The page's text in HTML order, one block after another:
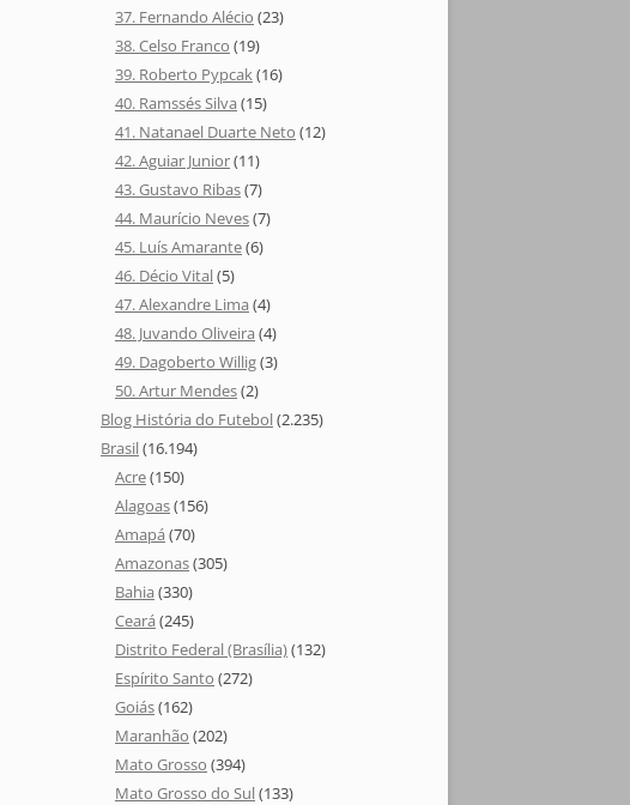
37. Fernando Alécio (23)
38. Celso Franco (19)
39. Roberto Pypcak(16)
40. Ramssés Silva (15)
41. Natanael Duarte Neto (12)
42. Aguiar Junior(11)
43. Gustavo Ribas(7)
44. Maurício Neves(7)
45. Luís Amarante(6)
46. Décio Vital(5)
47. Alexandre Lima (4)
48. Juvando Oliveira (4)
49. Dagoberto Willig(3)
50. Artur Mendes(2)
Blog História do Futebol(2.235)
Brasil(16.194)
Acre(150)
Alagoas(156)
Amapá (70)
Amazonas(305)
Bahia (330)
Ceará (245)
Distrito Federal (Brasília)(132)
Espírito Santo (272)
Goiás(162)
Maranhão (202)
Mato Grosso (394)
Mato Grosso do Sul(133)